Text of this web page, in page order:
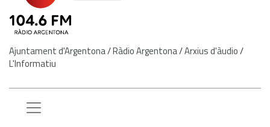
Ajuntament d'Argentona/Ràdio Argentona/Arxius d'àudio/
L'Informatiu